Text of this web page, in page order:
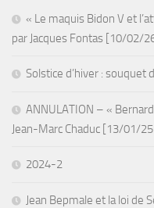
« Le maquis Bidon V et
par Jacques Fontas [10/02/
Solstice d’hiver : souquet
ANNULATION – «
Jean-Marc Chaduc [13/01/
2024-2
Jean Bepmale et la loi de